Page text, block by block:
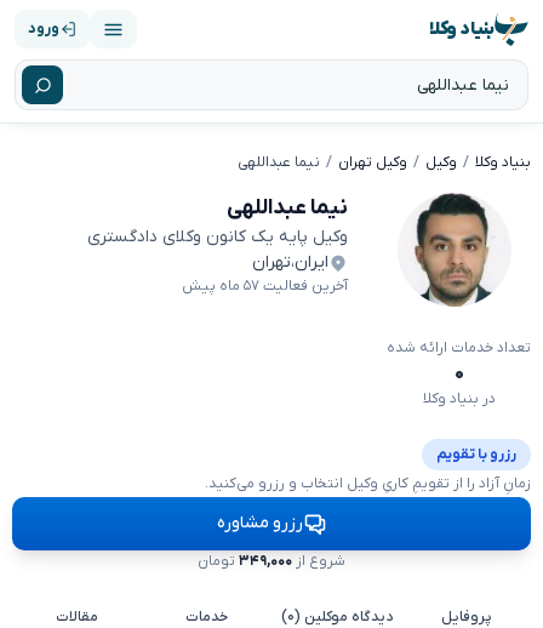
بنیاد وکلا ورود
بنیاد وکلا وکیل وکیل تهران نیما عبداللهی
نیما عبداللهی
وکیل پایه یک کانون وکلای دادگستری
ایران،تهران
آخرین فعالیت ۵۷ ماه پیش
تعداد خدمات ارائه شده
۰
در بنیاد وکلا
رزرو با تقویم
زمانِ آزاد را از تقویمِ کاریِ وکیل انتخاب و رزرو می‌کنید.
رزرو مشاوره
شروع از ۳۴۹,۰۰۰تومان
پروفایل دیدگاه موکلین (۰) خدمات مقالات